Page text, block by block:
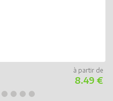
8.49 €